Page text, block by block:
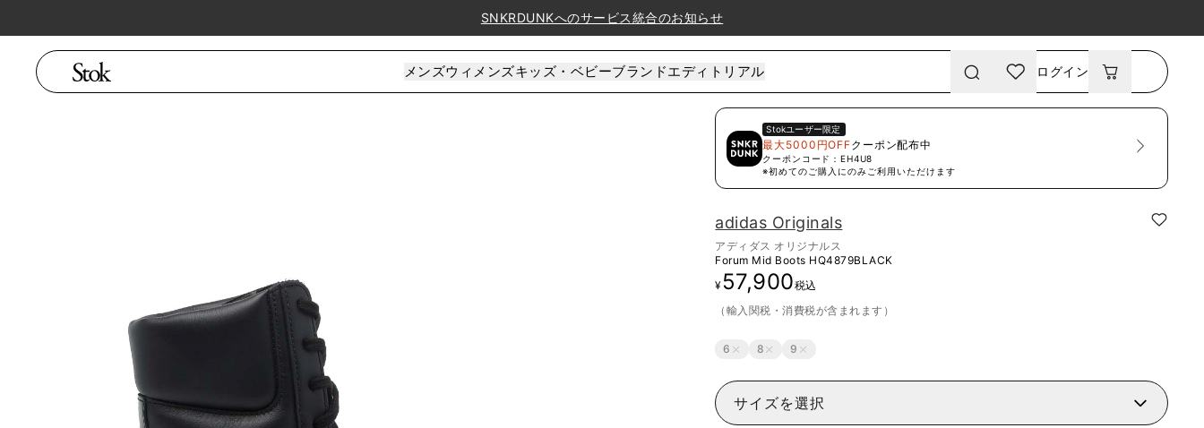
SNKRDUNKへのサービス統合のお知らせ
メンズウィメンズキッズ・ベビーブランドエディトリアル ログイン
Stokユーザー限定
最大5000円OFFクーポン配布中
クーポンコード： EH4U8
※初めてのご購入にのみご利用いただけます
adidas Originals
アディダス オリジナルス
Forum Mid Boots HQ4879BLACK
¥ 57,900税込
（輸入関税・消費税が含まれます）
6 8 9
サイズを選択